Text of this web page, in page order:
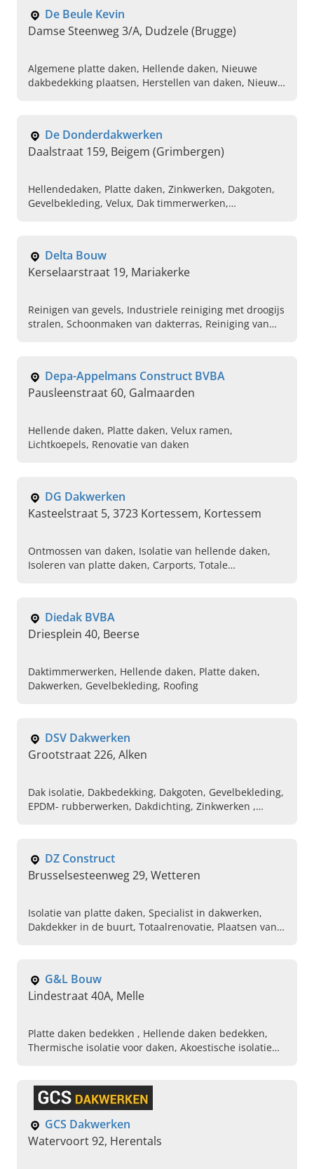
De Beule Kevin
Damse Steenweg 3/A, Dudzele (Brugge)
Algemene platte daken, Hellende daken, Nieuwe
dakbedekking plaatsen, Herstellen van daken, Nieuwe
De Donderdakwerken
Daalstraat 159, Beigem (Grimbergen)
Hellendedaken, Platte daken, Zinkwerken, Dakgoten,
Gevelbekleding, Velux, Dak timmerwerken,
Delta Bouw
Kerselaarstraat 19, Mariakerke
Reinigen van gevels, Industriele reiniging met droogijs
stralen, Schoonmaken van dakterras, Reiniging van
vocht verhelpen
Depa-Appelmans Construct BVBA
Pausleenstraat 60, Galmaarden
Hellende daken, Platte daken, Velux ramen,
Lichtkoepels, Renovatie van daken
DG Dakwerken
Kasteelstraat 5, 3723 Kortessem, Kortessem
Ontmossen van daken, Isolatie van hellende daken,
Isoleren van platte daken, Carports, Totale
Diedak BVBA
Driesplein 40, Beerse
Daktimmerwerken, Hellende daken, Platte daken,
Dakwerken, Gevelbekleding, Roofing
DSV Dakwerken
Grootstraat 226, Alken
Dak isolatie, Dakbedekking, Dakgoten, Gevelbekleding,
EPDM- rubberwerken, Dakdichting, Zinkwerken ,
DZ Construct
Brusselsesteenweg 29, Wetteren
Isolatie van platte daken, Specialist in dakwerken,
Dakdekker in de buurt, Totaalrenovatie, Plaatsen van
G&L Bouw
Lindestraat 40A, Melle
Platte daken bedekken , Hellende daken bedekken,
Thermische isolatie voor daken, Akoestische isolatie
van oude daken, Velux dakramen plaatsen, Beton
dakpannen, Renoveren van daken
GCS Dakwerken
Watervoort 92, Herentals